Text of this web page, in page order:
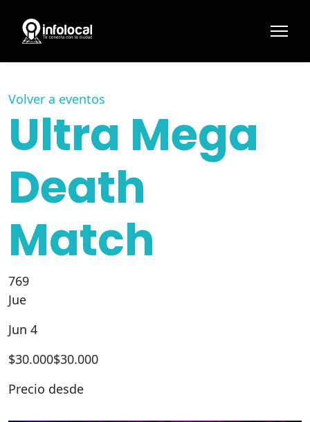
Volver a eventos
Ultra Mega
Death
Match
769
Jue
Jun 4
$30.000$30.000
Precio desde